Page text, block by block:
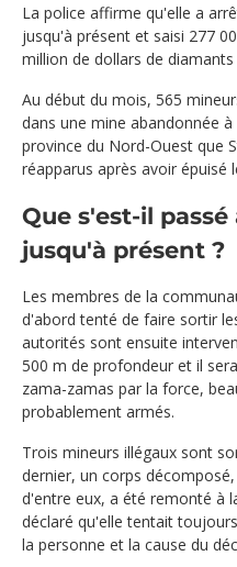
La police affirme qu'elle a
jusqu'à présent et saisi 277
million de dollars de diamants
Au début du mois, 565
dans une mine abandonnée à
province du Nord-Ouest que
réapparus après avoir épuisé
Que s'est-il
jusqu'à présent ?
Les membres de la
d'abord tenté de faire sortir
autorités sont ensuite
500 m de profondeur et il
zama-zamas par la force,
probablement armés.
Trois mineurs illégaux sont
dernier, un corps
d'entre eux, a été remonté à
déclaré qu'elle tentait
la personne et la cause du